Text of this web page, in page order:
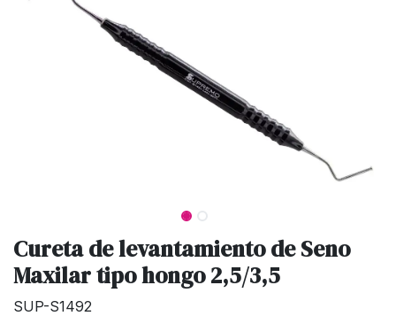
Cureta de levantamiento de Seno
Maxilar tipo hongo 2,5/3,5
SUP-S1492